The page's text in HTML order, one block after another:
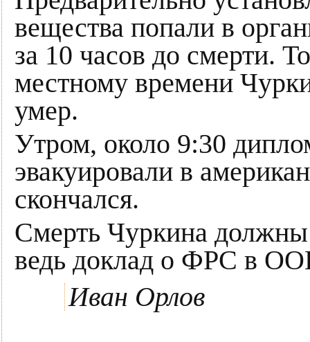
вещества попали в
за 10 часов до смерти.
местному времени
умер.
Утром, около 9:30
эвакуировали в
скончался.
Смерть Чуркина должны
ведь доклад о ФРС в
Иван Орлов